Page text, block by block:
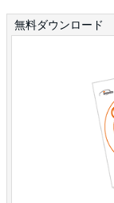
無料ダウンロード